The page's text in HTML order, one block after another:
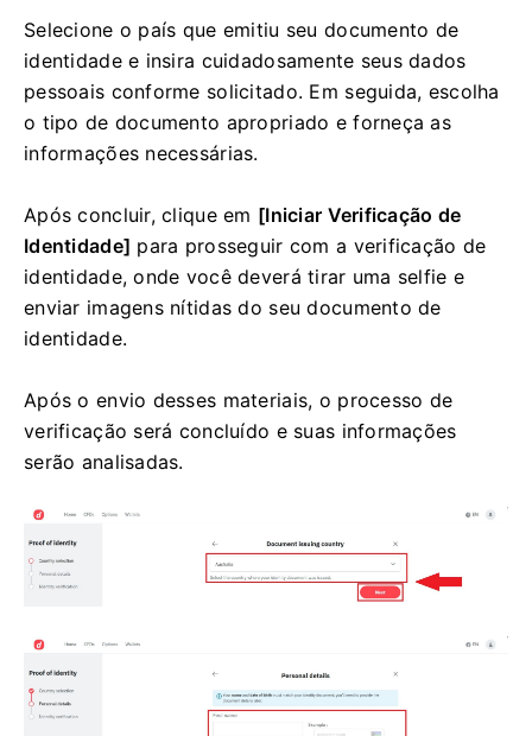
Selecione o país que emitiu seu documento de
identidade e insira cuidadosamente seus dados
pessoais conforme solicitado. Em seguida, escolha
o tipo de documento apropriado e forneça as
informações necessárias.
Após concluir, clique em [Iniciar Verificação de
Identidade] para prosseguir com a verificação de
identidade, onde você deverá tirar uma selfie e
enviar imagens nítidas do seu documento de
identidade.
Após o envio desses materiais, o processo de
verificação será concluído e suas informações
serão analisadas.